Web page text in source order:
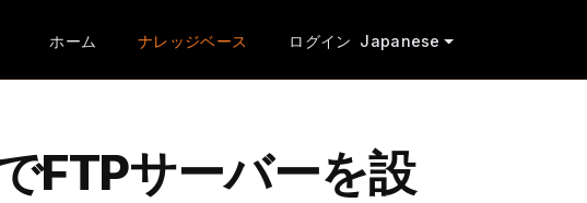
ホーム ナレッジベース ログイン Japanese
FTPサーバーを設